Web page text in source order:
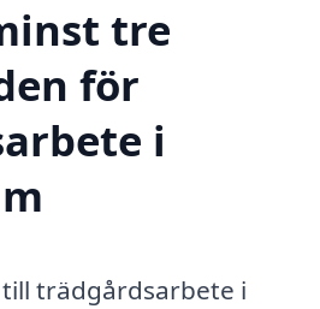
tre
för
i
trädgårdsarbete i